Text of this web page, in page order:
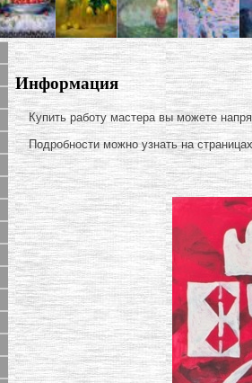
Информация
Купить работу мастера вы можете
Подробности можно узнать на